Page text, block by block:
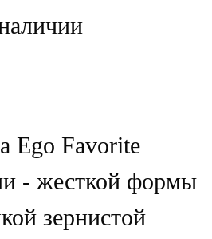
Ego Favorite
- жесткой формы
зернистой